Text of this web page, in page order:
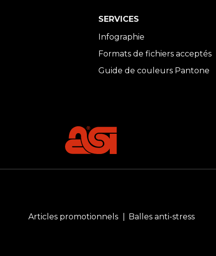
SERVICES
Infographie
Formats de fichiers acceptés
Guide de couleurs Pantone
Articles promotionnels Balles anti-stress